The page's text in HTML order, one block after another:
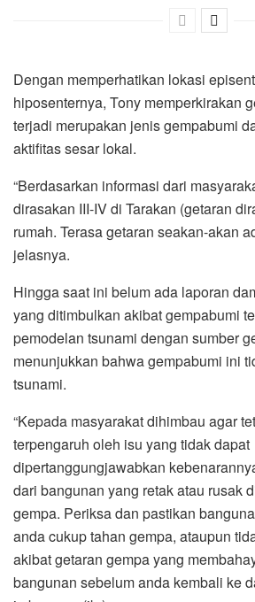
Dengan memperhatikan lokasi
hiposenternya, Tony memperkirakan
terjadi merupakan jenis gempabumi
aktifitas sesar lokal.
“Berdasarkan informasi dari
dirasakan III-IV di Tarakan (getaran
rumah. Terasa getaran seakan-akan
jelasnya.
Hingga saat ini belum ada laporan
yang ditimbulkan akibat gempabumi
pemodelan tsunami dengan sumber
menunjukkan bahwa gempabumi ini
tsunami.
“Kepada masyarakat dihimbau agar
terpengaruh oleh isu yang tidak dapat
dipertanggungjawabkan
dari bangunan yang retak atau rusak
gempa. Periksa dan pastikan
anda cukup tahan gempa, ataupun
akibat getaran gempa yang
bangunan sebelum anda kembali ke